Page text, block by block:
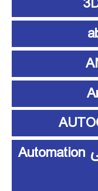
آموزش اتوماسیون صنعتی Automation